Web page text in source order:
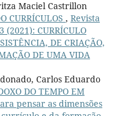
Maciel Castrillon
CURRÍCULOS , Revista
CURRÍCULO
DE CRIAÇÃO,
DE UMA VIDA
Carlos Eduardo
DO TEMPO EM
pensar as dimensões